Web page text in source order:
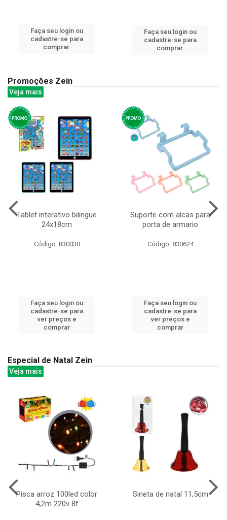
Faça seu login ou
cadastre-se para
comprar.
Faça seu login ou
cadastre-se para
comprar.
Promoções Zein
Veja mais
Tablet interativo bilingue
24x18cm
Código: 830030
Faça seu login ou
cadastre-se para
ver preços e
comprar
Suporte com alcas para
porta de armario
Código: 830624
Faça seu login ou
cadastre-se para
ver preços e
comprar
Especial de Natal Zein
Veja mais
Pisca arroz 100led color
4,2m 220v 8f
Sineta de natal 11,5cm